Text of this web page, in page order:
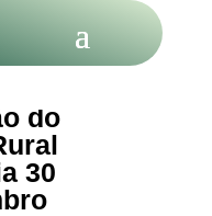
do
30